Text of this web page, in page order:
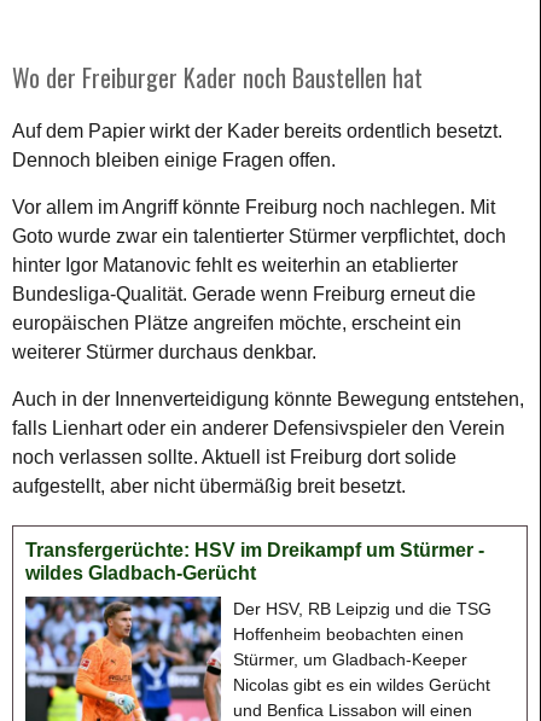
Wo der Freiburger Kader noch Baustellen hat
Auf dem Papier wirkt der Kader bereits ordentlich besetzt.
Dennoch bleiben einige Fragen offen.
Vor allem im Angriff könnte Freiburg noch nachlegen. Mit
Goto wurde zwar ein talentierter Stürmer verpflichtet, doch
hinter Igor Matanovic fehlt es weiterhin an etablierter
Bundesliga-Qualität. Gerade wenn Freiburg erneut die
europäischen Plätze angreifen möchte, erscheint ein
weiterer Stürmer durchaus denkbar.
Auch in der Innenverteidigung könnte Bewegung entstehen,
falls Lienhart oder ein anderer Defensivspieler den Verein
noch verlassen sollte. Aktuell ist Freiburg dort solide
aufgestellt, aber nicht übermäßig breit besetzt.
Transfergerüchte: HSV im Dreikampf um Stürmer -
wildes Gladbach-Gerücht
Der HSV, RB Leipzig und die TSG
Hoffenheim beobachten einen
Stürmer, um Gladbach-Keeper
Nicolas gibt es ein wildes Gerücht
und Benfica Lissabon will einen